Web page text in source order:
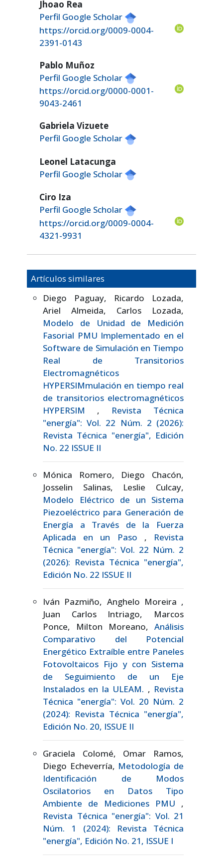
Jhoao Rea
Perfil Google Scholar
https://orcid.org/0009-0004-
2391-0143
Pablo Muñoz
Perfil Google Scholar
https://orcid.org/0000-0001-
9043-2461
Gabriela Vizuete
Perfil Google Scholar
Leonel Latacunga
Perfil Google Scholar
Ciro Iza
Perfil Google Scholar
https://orcid.org/0009-0004-
4321-9931
Artículos similares
Diego Paguay, Ricardo Lozada,
Ariel Almeida, Carlos Lozada,
Modelo de Unidad de Medición
Fasorial PMU Implementado en el
Software de Simulación en Tiempo
Real de Transitorios
Electromagnéticos
HYPERSIMmulación en tiempo real
de transitorios electromagnéticos
HYPERSIM , Revista Técnica
"energía": Vol. 22 Núm. 2 (2026):
Revista Técnica "energía", Edición
No. 22 ISSUE II
Mónica Romero, Diego Chacón,
Josselin Salinas, Leslie Culcay,
Modelo Eléctrico de un Sistema
Piezoeléctrico para Generación de
Energía a Través de la Fuerza
Aplicada en un Paso , Revista
Técnica "energía": Vol. 22 Núm. 2
(2026): Revista Técnica "energía",
Edición No. 22 ISSUE II
Iván Pazmiño, Anghelo Moreira ,
Juan Carlos Intriago, Marcos
Ponce, Milton Moreano, Análisis
Comparativo del Potencial
Energético Extraíble entre Paneles
Fotovoltaicos Fijo y con Sistema
de Seguimiento de un Eje
Instalados en la ULEAM. , Revista
Técnica "energía": Vol. 20 Núm. 2
(2024): Revista Técnica "energía",
Edición No. 20, ISSUE II
Graciela Colomé, Omar Ramos,
Diego Echeverría, Metodología de
Identificación de Modos
Oscilatorios en Datos Tipo
Ambiente de Mediciones PMU ,
Revista Técnica "energía": Vol. 21
Núm. 1 (2024): Revista Técnica
"energía", Edición No. 21, ISSUE I